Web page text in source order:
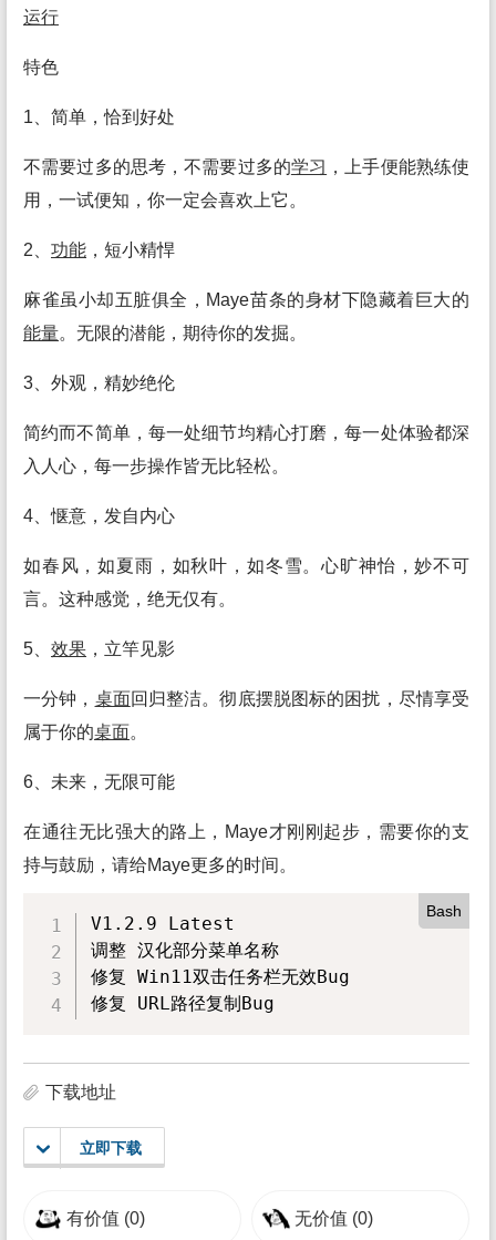
运行
特色
1、简单，恰到好处
不需要过多的思考，不需要过多的学习 ，上手便能熟练使
用，一试便知，你一定会喜欢上它。
2、 功能 ，短小精悍
麻雀虽小却五脏俱全，Maye苗条的身材下隐藏着巨大的
能量。无限的潜能，期待你的发掘。
3、外观，精妙绝伦
简约而不简单，每一处细节均精心打磨，每一处体验都深
入人心，每一步操作皆无比轻松。
4、惬意，发自内心
如春风，如夏雨，如秋叶，如冬雪。心旷神怡，妙不可
言。这种感觉，绝无仅有。
5、 效果 ，立竿见影
一分钟， 桌面回归整洁。彻底摆脱图标的困扰，尽情享受
属于你的桌面。
6、未来，无限可能
在通往无比强大的路上，Maye才刚刚起步，需要你的支
持与鼓励，请给Maye更多的时间。
Bash
V1.2.9 Latest
调整 汉化部分菜单名称
修复 Win11双击任务栏无效Bug
修复 URL路径复制Bug
下载地址
立即下载
有价值 (0) 无价值 (0)